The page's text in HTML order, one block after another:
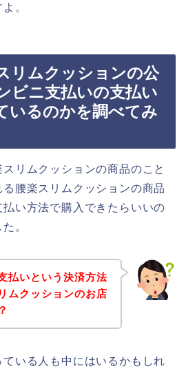
。
リムクッションの公
ビニ支払いの支払い
いるのかを調べてみ
リムクッションの商品のこと
腰楽スリムクッションの商品
い方法で購入できたらいいの
。
払いという決済方法
ムクッションのお店
いる人も中にはいるかもしれ